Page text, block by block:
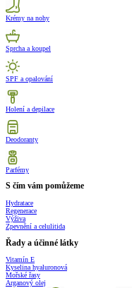
Krémy na nohy
Sprcha a koupel
SPF a opalování
Holení a depilace
Deodoranty
Parfémy
S čím vám pomůžeme
Hydratace
Regenerace
Výživa
Zpevnění a celulitida
Řady a účinné látky
Vitamín E
Kyselina hyaluronová
Mořské řasy
Arganový olej